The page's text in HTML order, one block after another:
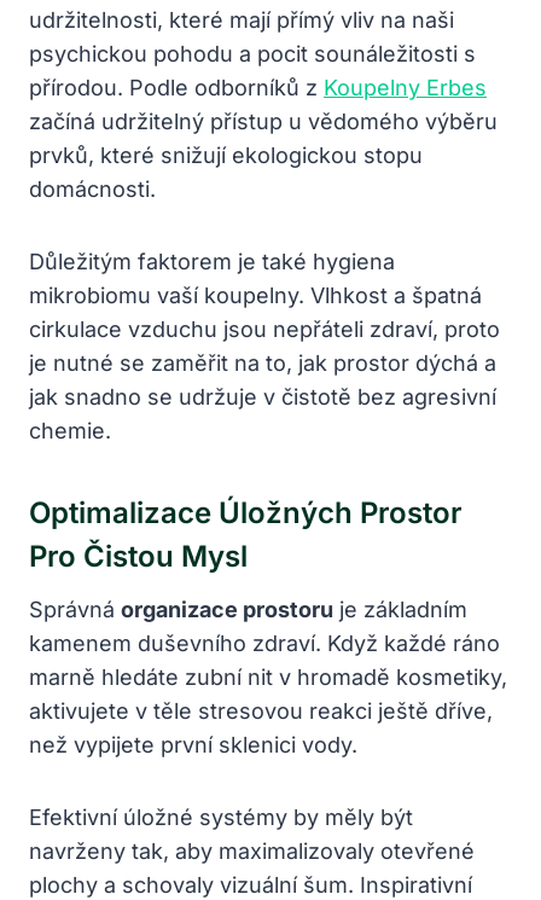
udržitelnosti, které mají přímý vliv na naši
psychickou pohodu a pocit sounáležitosti s
přírodou. Podle odborníků z Koupelny Erbes
začíná udržitelný přístup u vědomého výběru
prvků, které snižují ekologickou stopu
domácnosti.
Důležitým faktorem je také hygiena
mikrobiomu vaší koupelny. Vlhkost a špatná
cirkulace vzduchu jsou nepřáteli zdraví, proto
je nutné se zaměřit na to, jak prostor dýchá a
jak snadno se udržuje v čistotě bez agresivní
chemie.
Optimalizace Úložných Prostor
Pro Čistou Mysl
Správná organizace prostoru je základním
kamenem duševního zdraví. Když každé ráno
marně hledáte zubní nit v hromadě kosmetiky,
aktivujete v těle stresovou reakci ještě dříve,
než vypijete první sklenici vody.
Efektivní úložné systémy by měly být
navrženy tak, aby maximalizovaly otevřené
plochy a schovaly vizuální šum. Inspirativní